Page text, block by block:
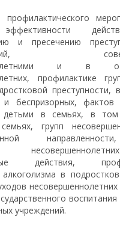
и пресечению
и в
профилактике
преступности,
и беспризорных, фактов
детьми в семьях, в
групп
действия,
в
воспитания
учреждений.